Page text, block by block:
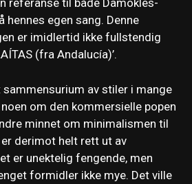
referanse til både Damokles-
egen sang. Denne
er imidlertid ikke fullstendig
(fra Andalucía)’.
av stiler i mange
om den kommersielle popen
minnet om minimalismen til
derimot helt rett ut av
er unektelig fengende, men
formidler ikke mye. Det ville